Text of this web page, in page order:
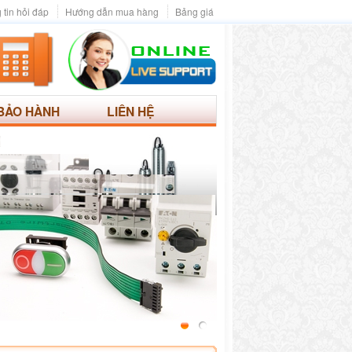
Bảng giá
Hướng dẫn mua hàng
tin hỏi đáp
HÀNH LIÊN HỆ